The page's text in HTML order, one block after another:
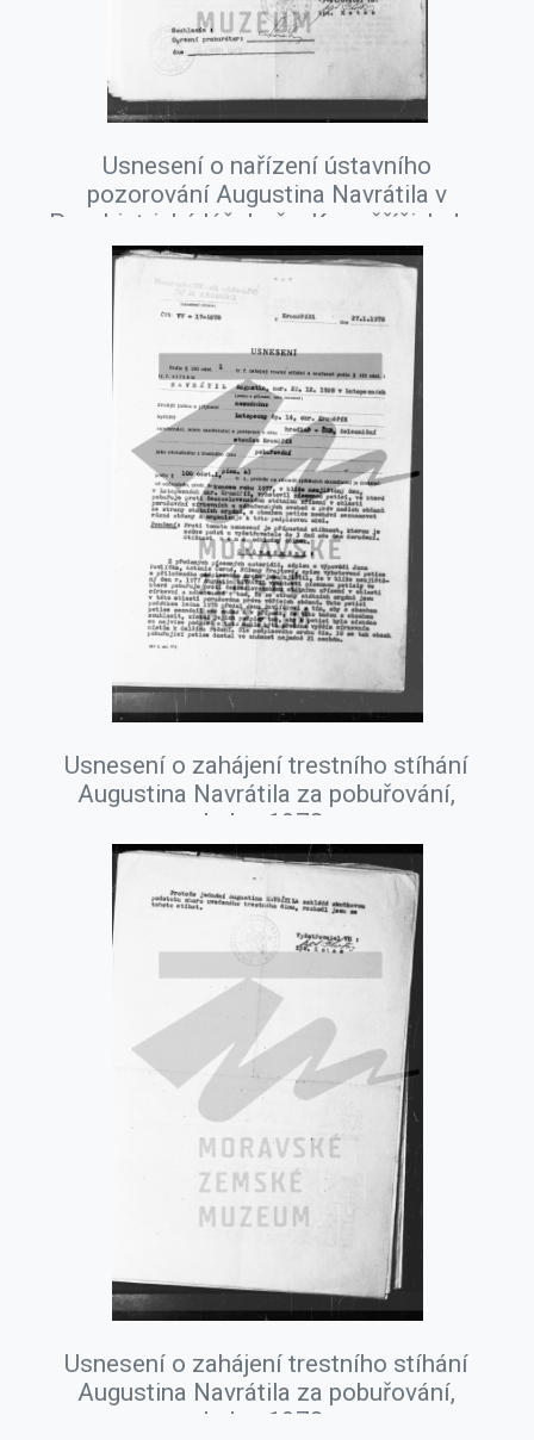
Usnesení o nařízení ústavního
pozorování Augustina Navrátila v
Psychiatrické léčebně v Kroměříži, leden
1978.
Usnesení o zahájení trestního stíhání
Augustina Navrátila za pobuřování,
leden 1978.
Usnesení o zahájení trestního stíhání
Augustina Navrátila za pobuřování,
leden 1978.